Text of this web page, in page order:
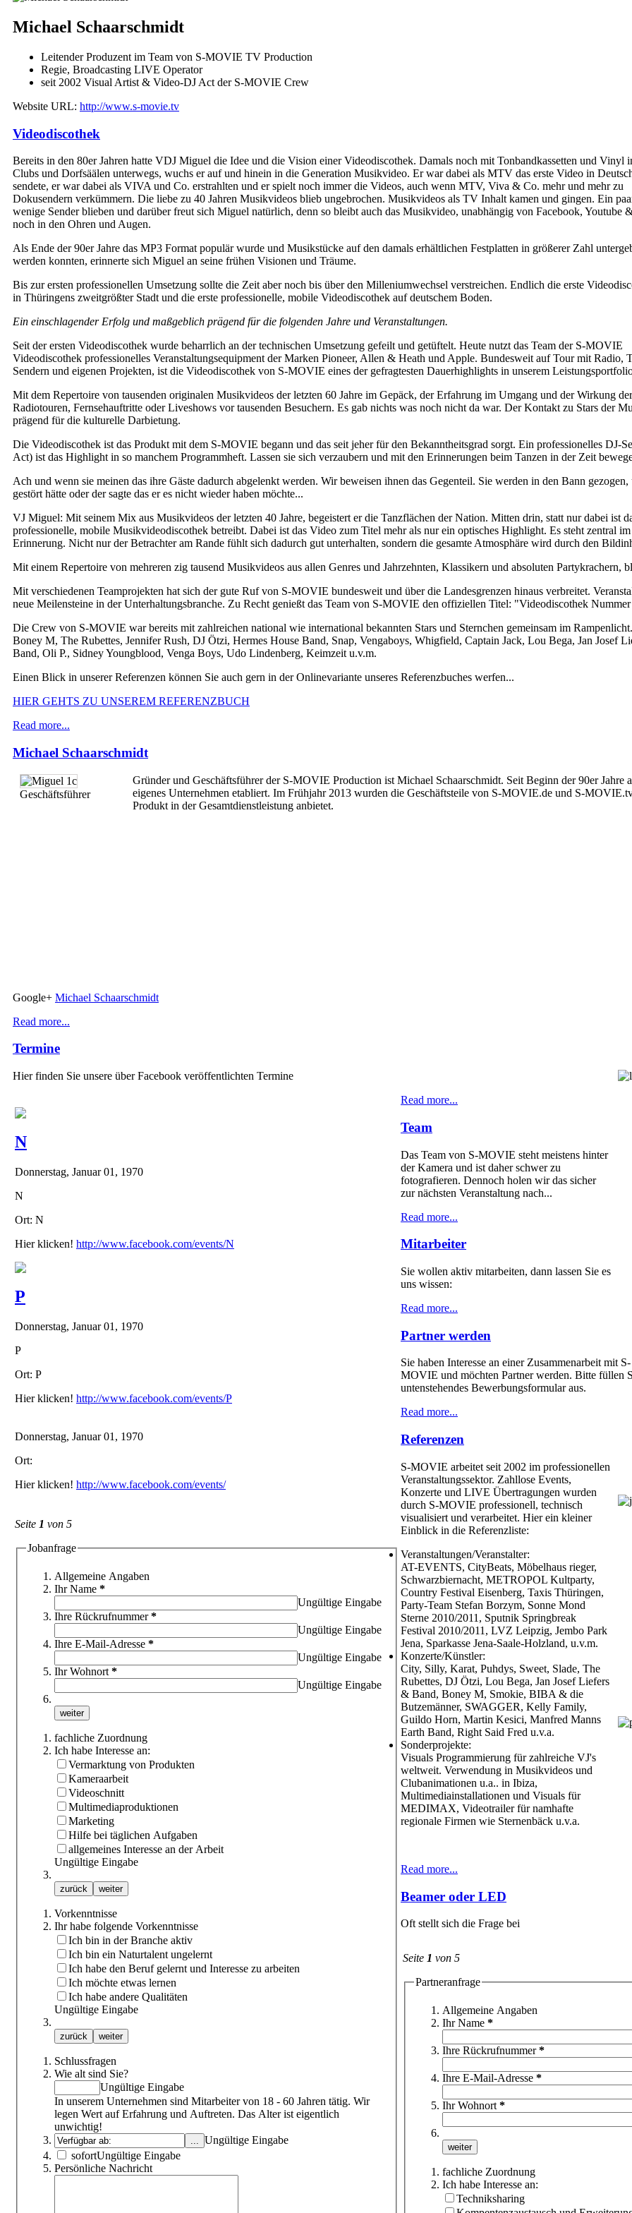
Michael Schaarschmidt
Leitender Produzent im Team von S-MOVIE TV Production
Regie, Broadcasting LIVE Operator
seit 2002 Visual Artist & Video-DJ Act der S-MOVIE Crew
Website URL: http://www.s-movie.tv
Videodiscothek
Bereits in den 80er Jahren hatte VDJ Miguel die Idee und die Vision einer Videodiscothek. Damals noch mit Tonbandkassetten und Vinyl
Clubs und Dorfsäälen unterwegs, wuchs er auf und hinein in die Generation Musikvideo. Er war dabei als MTV das erste Video in
sendete, er war dabei als VIVA und Co. erstrahlten und er spielt noch immer die Videos, auch wenn MTV, Viva & Co. mehr und mehr zu
Dokusendern verkümmern. Die liebe zu 40 Jahren Musikvideos blieb ungebrochen. Musikvideos als TV Inhalt kamen und gingen. Ein
wenige Sender blieben und darüber freut sich Miguel natürlich, denn so bleibt auch das Musikvideo, unabhängig von Facebook, Youtube
noch in den Ohren und Augen.
Als Ende der 90er Jahre das MP3 Format populär wurde und Musikstücke auf den damals erhältlichen Festplatten in größerer Zahl
werden konnten, erinnerte sich Miguel an seine frühen Visionen und Träume.
Bis zur ersten professionellen Umsetzung sollte die Zeit aber noch bis über den Milleniumwechsel verstreichen. Endlich die erste
in Thüringens zweitgrößter Stadt und die erste professionelle, mobile Videodiscothek auf deutschem Boden.
Ein einschlagender Erfolg und maßgeblich prägend für die folgenden Jahre und Veranstaltungen.
Seit der ersten Videodiscothek wurde beharrlich an der technischen Umsetzung gefeilt und getüftelt. Heute nutzt das Team der S-MOVIE
Videodiscothek professionelles Veranstaltungsequipment der Marken Pioneer, Allen & Heath und Apple. Bundesweit auf Tour mit Radio,
Sendern und eigenen Projekten, ist die Videodiscothek von S-MOVIE eines der gefragtesten Dauerhighlights in unserem
Mit dem Repertoire von tausenden originalen Musikvideos der letzten 60 Jahre im Gepäck, der Erfahrung im Umgang und der Wirkung
Radiotouren, Fernsehauftritte oder Liveshows vor tausenden Besuchern. Es gab nichts was noch nicht da war. Der Kontakt zu Stars der
prägend für die kulturelle Darbietung.
Die Videodiscothek ist das Produkt mit dem S-MOVIE begann und das seit jeher für den Bekanntheitsgrad sorgt. Ein professionelles DJ-
Act) ist das Highlight in so manchem Programmheft. Lassen sie sich verzaubern und mit den Erinnerungen beim Tanzen in der Zeit
Ach und wenn sie meinen das ihre Gäste dadurch abgelenkt werden. Wir beweisen ihnen das Gegenteil. Sie werden in den Bann
gestört hätte oder der sagte das er es nicht wieder haben möchte...
VJ Miguel: Mit seinem Mix aus Musikvideos der letzten 40 Jahre, begeistert er die Tanzflächen der Nation. Mitten drin, statt nur dabei ist
professionelle, mobile Musikvideodiscothek betreibt. Dabei ist das Video zum Titel mehr als nur ein optisches Highlight. Es steht zentral
Erinnerung. Nicht nur der Betrachter am Rande fühlt sich dadurch gut unterhalten, sondern die gesamte Atmosphäre wird durch den
Mit einem Repertoire von mehreren zig tausend Musikvideos aus allen Genres und Jahrzehnten, Klassikern und absoluten Partykrachern,
Mit verschiedenen Teamprojekten hat sich der gute Ruf von S-MOVIE bundesweit und über die Landesgrenzen hinaus verbreitet.
neue Meilensteine in der Unterhaltungsbranche. Zu Recht genießt das Team von S-MOVIE den offiziellen Titel: "Videodiscothek
Die Crew von S-MOVIE war bereits mit zahlreichen national wie international bekannten Stars und Sternchen gemeinsam im
Boney M, The Rubettes, Jennifer Rush, DJ Ötzi, Hermes House Band, Snap, Vengaboys, Whigfield, Captain Jack, Lou Bega, Jan Josef
Band, Oli P., Sidney Youngblood, Venga Boys, Udo Lindenberg, Keimzeit u.v.m.
Einen Blick in unserer Referenzen können Sie auch gern in der Onlinevariante unseres Referenzbuches werfen...
HIER GEHTS ZU UNSEREM REFERENZBUCH
Read more...
Michael Schaarschmidt
Geschäftsführer
Gründer und Geschäftsführer der S-MOVIE Production ist Michael Schaarschmidt. Seit Beginn der 90er
eigenes Unternehmen etabliert. Im Frühjahr 2013 wurden die Geschäftsteile von S-MOVIE.de und S-
Produkt in der Gesamtdienstleistung anbietet.
Google+ Michael Schaarschmidt
Read more...
Termine
Hier finden Sie unsere über Facebook veröffentlichten Termine
N
Donnerstag, Januar 01, 1970
N
Ort: N
Hier klicken! http://www.facebook.com/events/N
P
Donnerstag, Januar 01, 1970
P
Ort: P
Hier klicken! http://www.facebook.com/events/P
Donnerstag, Januar 01, 1970
Ort:
Hier klicken! http://www.facebook.com/events/
Read more...
Team
Das Team von S-MOVIE steht meistens hinter
der Kamera und ist daher schwer zu
fotografieren. Dennoch holen wir das sicher
zur nächsten Veranstaltung nach...
Read more...
Mitarbeiter
Sie wollen aktiv mitarbeiten, dann lassen Sie es
uns wissen:
Seite 1 von 5
Jobanfrage
Allgemeine Angaben
Ihr Name *
Ungültige Eingabe
Ihre Rückrufnummer*
Ungültige Eingabe
Ihre E-Mail-Adresse *
Ungültige Eingabe
Ihr Wohnort *
Ungültige Eingabe
fachliche Zuordnung
Ich habe Interesse an:
Vermarktung von Produkten
Kameraarbeit
Videoschnitt
Multimediaproduktionen
Marketing
Hilfe bei täglichen Aufgaben
allgemeines Interesse an der Arbeit
Ungültige Eingabe
Vorkenntnisse
Ihr habe folgende Vorkenntnisse
Ich bin in der Branche aktiv
Ich bin ein Naturtalent ungelernt
Ich habe den Beruf gelernt und Interesse zu arbeiten
Ich möchte etwas lernen
Ich habe andere Qualitäten
Ungültige Eingabe
Schlussfragen
Wie alt sind Sie?
Ungültige Eingabe
In unserem Unternehmen sind Mitarbeiter von 18 - 60 Jahren tätig. Wir
legen Wert auf Erfahrung und Auftreten. Das Alter ist eigentlich
unwichtig!
Ungültige Eingabe
sofortUngültige Eingabe
Persönliche Nachricht
Read more...
Partner werden
Sie haben Interesse an einer Zusammenarbeit mit S-
MOVIE und möchten Partner werden. Bitte füllen
untenstehendes Bewerbungsformular aus.
Seite 1 von 5
Partneranfrage
Allgemeine Angaben
Ihr Name *
Ihre Rückrufnummer*
Ihre E-Mail-Adresse *
Ihr Wohnort *
fachliche Zuordnung
Ich habe Interesse an:
Techniksharing
Read more...
Referenzen
S-MOVIE arbeitet seit 2002 im professionellen
Veranstaltungssektor. Zahllose Events,
Konzerte und LIVE Übertragungen wurden
durch S-MOVIE professionell, technisch
visualisiert und verarbeitet. Hier ein kleiner
Einblick in die Referenzliste:
Veranstaltungen/Veranstalter:
AT-EVENTS, CityBeats, Möbelhaus rieger,
Schwarzbiernacht, METROPOL Kultparty,
Country Festival Eisenberg, Taxis Thüringen,
Party-Team Stefan Borzym, Sonne Mond
Sterne 2010/2011, Sputnik Springbreak
Festival 2010/2011, LVZ Leipzig, Jembo Park
Jena, Sparkasse Jena-Saale-Holzland, u.v.m.
Konzerte/Künstler:
City, Silly, Karat, Puhdys, Sweet, Slade, The
Rubettes, DJ Ötzi, Lou Bega, Jan Josef Liefers
& Band, Boney M, Smokie, BIBA & die
Butzemänner, SWAGGER, Kelly Family,
Guildo Horn, Martin Kesici, Manfred Manns
Earth Band, Right Said Fred u.v.a.
Sonderprojekte:
Visuals Programmierung für zahlreiche VJ's
weltweit. Verwendung in Musikvideos und
Clubanimationen u.a.. in Ibiza,
Multimediainstallationen und Visuals für
MEDIMAX, Videotrailer für namhafte
regionale Firmen wie Sternenbäck u.v.a.
Read more...
Beamer oder LED
Oft stellt sich die Frage bei